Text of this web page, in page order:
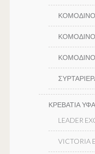
ΚΟΜΟΔΙΝΟ
ΚΟΜΟΔΙΝΟ
ΚΟΜΟΔΙΝΟ
ΚΡΕΒΑΤΙΑ
LEADER
VICTORIA